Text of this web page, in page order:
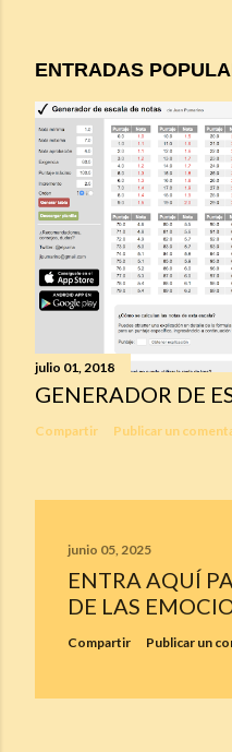
ENTRADAS
julio 01, 2018
GENERADOR DE
Compartir Publicar un
junio 05, 2025
ENTRA AQUÍ
DE LAS
Compartir Publicar un